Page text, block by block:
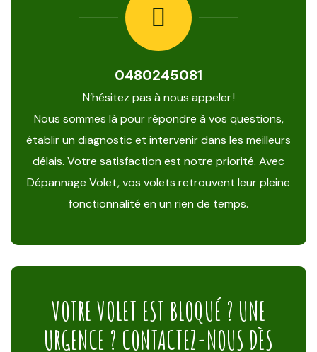
0480245081
N’hésitez pas à nous appeler !
Nous sommes là pour répondre à vos questions,
établir un diagnostic et intervenir dans les meilleurs
délais. Votre satisfaction est notre priorité. Avec
Dépannage Volet, vos volets retrouvent leur pleine
fonctionnalité en un rien de temps.
VOTRE VOLET EST BLOQUÉ ? UNE
URGENCE ? CONTACTEZ-NOUS DÈS